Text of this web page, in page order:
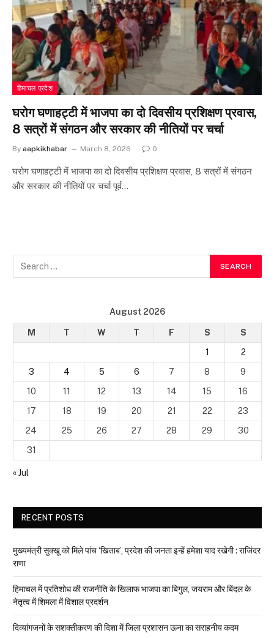
हिमाचल प्रदेश
घरोग घणाहट्टी में भाजपा का दो दिवसीय प्रशिक्षण प्रवास,
8 सत्रों में संगठन और सरकार की नीतियों पर चर्चा
By aapkikhabar March 8, 2026 0
घरोग घणाहट्टी में भाजपा का दो दिवसीय प्रशिक्षण प्रवास, 8 सत्रों में संगठन
और सरकार की नीतियों पर चर्चा पूर्व…
August 2026
M T W T F S
S
1
2
3
4 5 6 7 8
9
10
11 12 13 14 15
16
17
18 19 20 21 22
23
24
25 26 27 28 29
30
31
« Jul
RECENT POSTS
मुख्यमंत्री सुक्खू को मिले पांच ‘खिताब’, प्रदेश की जनता इन्हें हमेशा याद रखेगी : राजिंदर
राणा
हिमाचल में प्रतिशोध की राजनीति के खिलाफ भाजपा का बिगुल, जयराम और बिंदल के
नेतृत्व में शिमला में विशाल प्रदर्शन
दिव्यांगजनों के सशक्तीकरण की दिशा में जिला प्रशासन ऊना का सराहनीय कदम